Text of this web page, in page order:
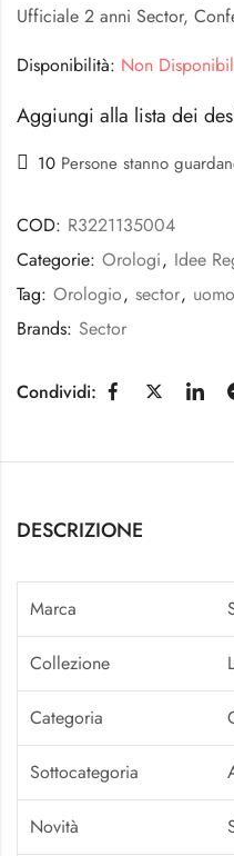
Ufficiale 2 anni Sector,
Disponibilità: Non
Aggiungi alla lista dei
10 Persone stanno
COD: R3221135004
Categorie: Orologi, Idee
Tag: Orologio, sector, uomo
Brands: Sector
Condividi:
DESCRIZIONE
Marca
Collezione
Categoria
Sottocategoria
Novità